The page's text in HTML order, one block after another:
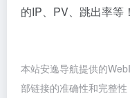
的IP、PV、跳出率等！
本站安逸导航提供的
部链接的准确性和完整